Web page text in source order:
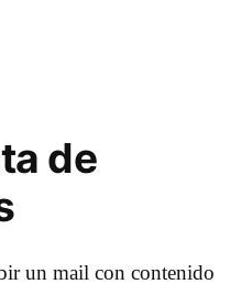
de
un mail con contenido